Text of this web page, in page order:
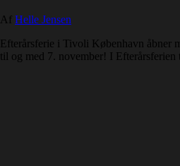
Af Helle Jensen
Efterårsferie i Tivoli København åbner
til og med 7. november! I